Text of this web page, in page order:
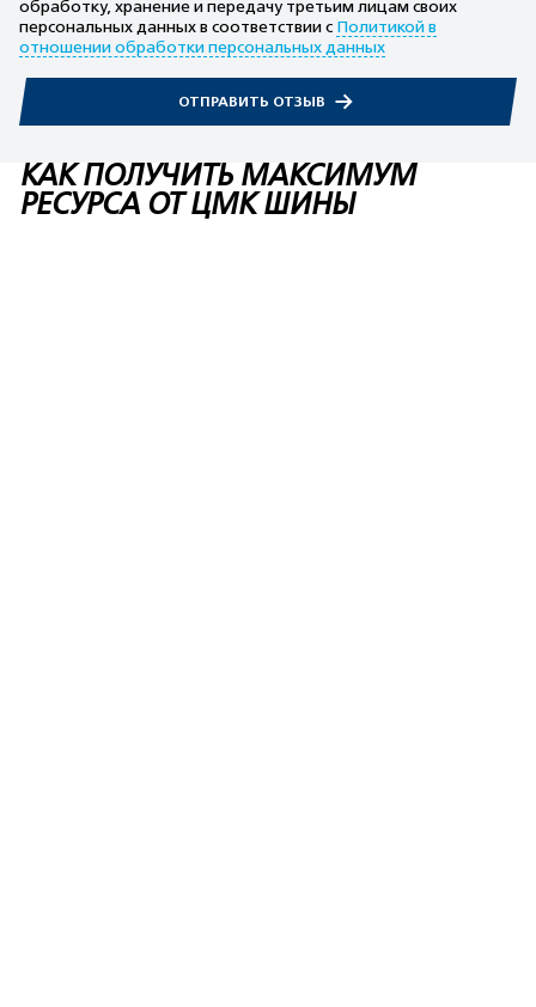
обработку, хранение и передачу третьим лицам своих
персональных данных в соответствии с Политикой в
отношении обработки персональных данных
ОТПРАВИТЬ ОТЗЫВ
КАК ПОЛУЧИТЬ МАКСИМУМ
РЕСУРСА ОТ ЦМК ШИНЫ